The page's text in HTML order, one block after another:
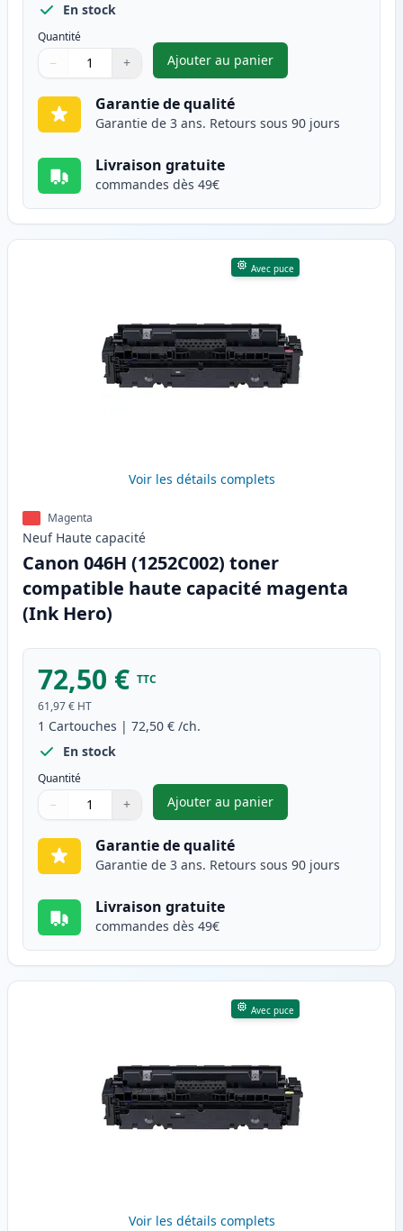
En stock
Quantité
Quantité
Utilisez les boutons pour ajuster
− +
Quantité
Ajouter au panier
,Canon 046H (1253C002)
Garantie de qualité
Garantie de 3 ans. Retours sous 90 jours
Livraison gratuite
commandes dès 49€
Avec puce
Voir les détails complets
Magenta
Neuf Haute capacité
Canon 046H (1252C002) toner
compatible haute capacité magenta
(Ink Hero)
72,50 € TTC
61,97 € HT
1 Cartouches | 72,50 € /ch.
En stock
Quantité
Quantité
Utilisez les boutons pour ajuster
− +
Quantité
Ajouter au panier
,Canon 046H (1252C002)
Garantie de qualité
Garantie de 3 ans. Retours sous 90 jours
Livraison gratuite
commandes dès 49€
Avec puce
Voir les détails complets